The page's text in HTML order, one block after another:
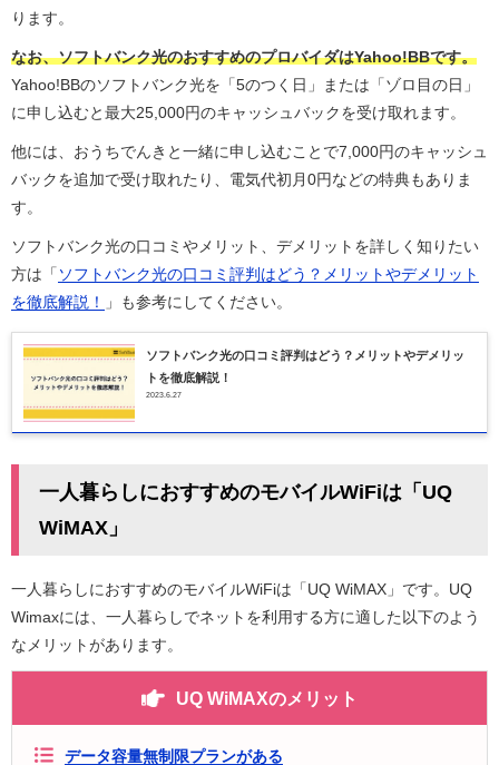
ります。
なお、ソフトバンク光のおすすめのプロバイダはYahoo!BBです。
Yahoo!BBのソフトバンク光を「5のつく日」または「ゾロ目の日」
に申し込むと最大25,000円のキャッシュバックを受け取れます。
他には、おうちでんきと一緒に申し込むことで7,000円のキャッシュ
バックを追加で受け取れたり、電気代初月0円などの特典もありま
す。
ソフトバンク光の口コミやメリット、デメリットを詳しく知りたい
方は「 ソフトバンク光の口コミ評判はどう？メリットやデメリット
を徹底解説！
」も参考にしてください。
ソフトバンク光の口コミ評判はどう？メリットやデメリッ
トを徹底解説！
2023.6.27
一人暮らしにおすすめのモバイルWiFiは「UQ
WiMAX」
一人暮らしにおすすめのモバイルWiFiは「UQ WiMAX」です。UQ
Wimaxには、一人暮らしでネットを利用する方に適した以下のよう
なメリットがあります。
UQ WiMAXのメリット
データ容量無制限プランがある